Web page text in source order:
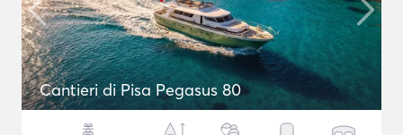
Cantieri di Pisa Pegasus 80